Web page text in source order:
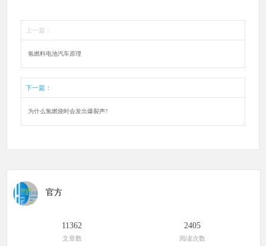
上一篇：
氢燃料电池汽车原理
下一篇：
为什么氢燃烧时会发出爆裂声?
官方
11362
文章数
2405
阅读次数